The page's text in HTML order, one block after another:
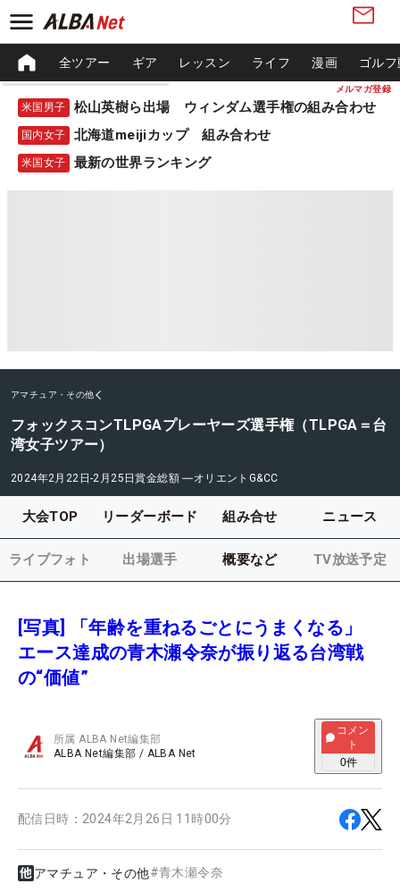
メルマガ登録
全ツアー ギア レッスン ライフ 漫画 ゴル
米国男子 松山英樹ら出場 ウィンダム選手権の組み合わせ
国内女子 北海道meijiカップ 組み合わせ
米国女子 最新の世界ランキング
アマチュア・その他
フォックスコンTLPGAプレーヤーズ選手権（TLPGA＝台
湾女子ツアー）
2024年2月22日-2月25日賞金総額 ―オリエントG&CC
大会TOP リーダーボード 組み合せ ニュース
ライブフォト 出場選手 概要など TV放送予定
[写真] 「年齢を重ねるごとにうまくなる」
エース達成の青木瀬令奈が振り返る台湾戦
の“価値”
所属ALBA Net編集部
ALBA Net編集部 / ALBA Net
コメン
ト
0件
配信日時： 2024年2月26日 11時00分
アマチュア・その他#青木瀬令奈